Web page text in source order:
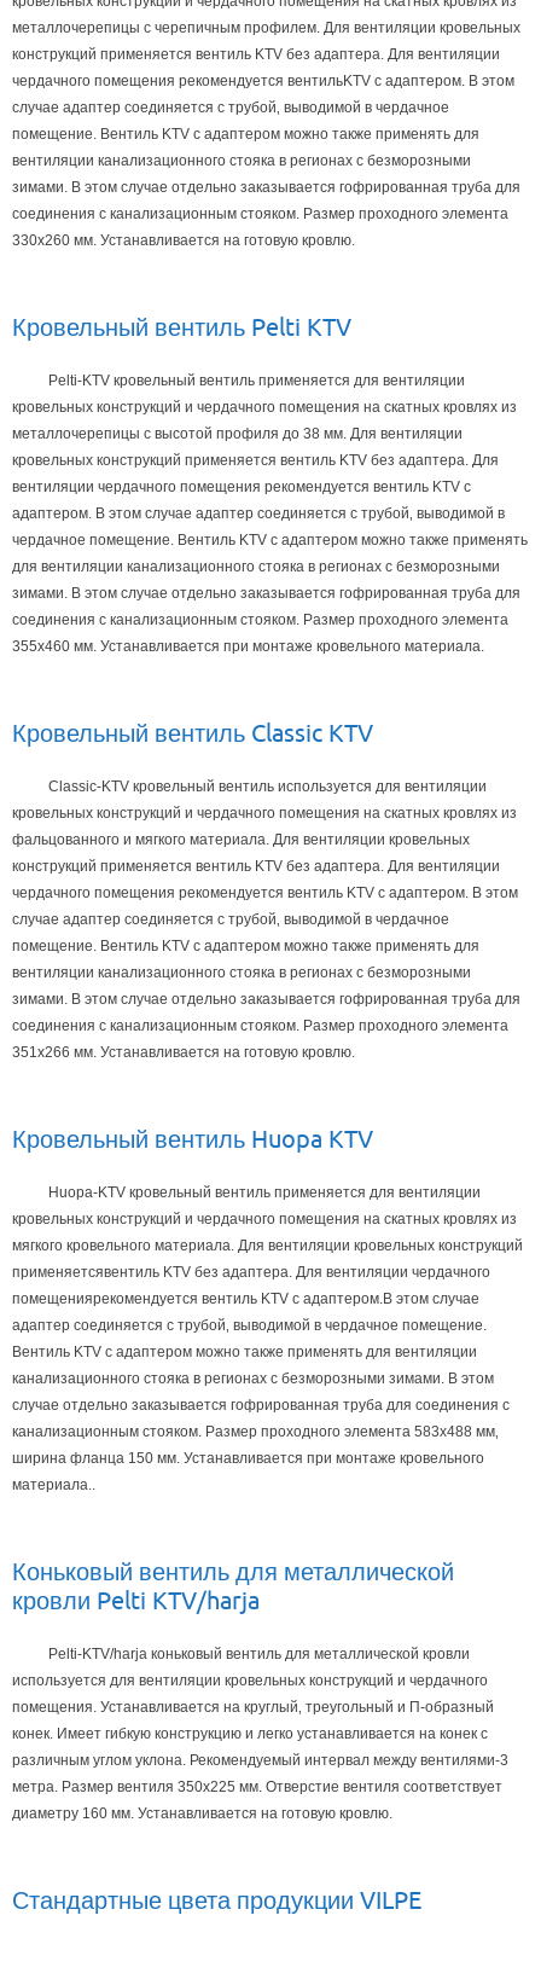
металлочерепицы с черепичным профилем. Для вентиляции кровельных
конструкций применяется вентиль KTV без адаптера. Для вентиляции
чердачного помещения рекомендуется вентильKTV с адаптером. В этом
случае адаптер соединяется с трубой‚ выводимой в чердачное
помещение. Вентиль KTV с адаптером можно также применять для
вентиляции канализационного стояка в регионах с безморозными
зимами. В этом случае отдельно заказывается гофрированная труба для
соединения с канализационным стояком. Размер проходного элемента
330х260 мм. Устанавливается на готовую кровлю.
Кровельный вентиль Pelti KTV
Pelti-KTV кровельный вентиль применяется для вентиляции
кровельных конструкций и чердачного помещения на скатных кровлях из
металлочерепицы с высотой профиля до 38 мм. Для вентиляции
кровельных конструкций применяется вентиль KTV без адаптера. Для
вентиляции чердачного помещения рекомендуется вентиль KTV с
адаптером. В этом случае адаптер соединяется с трубой‚ выводимой в
чердачное помещение. Вентиль KTV с адаптером можно также применять
для вентиляции канализационного стояка в регионах с безморозными
зимами. В этом случае отдельно заказывается гофрированная труба для
соединения с канализационным стояком. Размер проходного элемента
355х460 мм. Устанавливается при монтаже кровельного материала.
Кровельный вентиль Classic KTV
Classic-KTV кровельный вентиль используется для вентиляции
кровельных конструкций и чердачного помещения на скатных кровлях из
фальцованного и мягкого материала. Для вентиляции кровельных
конструкций применяется вентиль KTV без адаптера. Для вентиляции
чердачного помещения рекомендуется вентиль KTV с адаптером. В этом
случае адаптер соединяется с трубой‚ выводимой в чердачное
помещение. Вентиль KTV с адаптером можно также применять для
вентиляции канализационного стояка в регионах с безморозными
зимами. В этом случае отдельно заказывается гофрированная труба для
соединения с канализационным стояком. Размер проходного элемента
351х266 мм. Устанавливается на готовую кровлю.
Кровельный вентиль Huopa KTV
Huopa-KTV кровельный вентиль применяется для вентиляции
кровельных конструкций и чердачного помещения на скатных кровлях из
мягкого кровельного материала. Для вентиляции кровельных конструкций
применяетсявентиль KTV без адаптера. Для вентиляции чердачного
помещениярекомендуется вентиль KTV с адаптером. В этом случае
адаптер соединяется с трубой‚ выводимой в чердачное помещение.
Вентиль KTV с адаптером можно также применять для вентиляции
канализационного стояка в регионах с безморозными зимами. В этом
случае отдельно заказывается гофрированная труба для соединения с
канализационным стояком. Размер проходного элемента 583х488 мм‚
ширина фланца 150 мм. Устанавливается при монтаже кровельного
материала..
Коньковый вентиль для металлической
кровли Pelti KTV/harja
Pelti-KTV/harja коньковый вентиль для металлической кровли
используется для вентиляции кровельных конструкций и чердачного
помещения. Устанавливается на круглый‚ треугольный и П-образный
конек. Имеет гибкую конструкцию и легко устанавливается на конек с
различным углом уклона. Рекомендуемый интервал между вентилями-3
метра. Размер вентиля 350х225 мм. Отверстие вентиля соответствует
диаметру 160 мм. Устанавливается на готовую кровлю.
Стандартные цвета продукции VILPE